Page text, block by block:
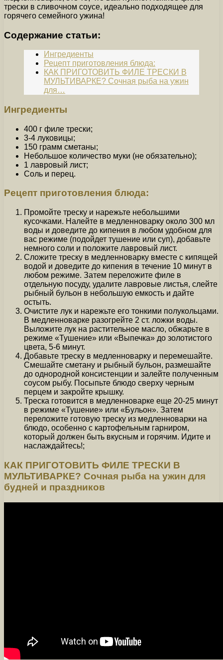
трески в сливочном соусе, идеально подходящее для
горячего семейного ужина!
Содержание статьи:
Ингредиенты
Рецепт приготовления блюда:
КАК ПРИГОТОВИТЬ ФИЛЕ ТРЕСКИ В
МУЛЬТИВАРКЕ? Сочная рыба на ужин
для…
Ингредиенты
400 г филе трески;
3-4 луковицы;
150 грамм сметаны;
Небольшое количество муки (не обязательно);
1 лавровый лист;
Соль и перец.
Рецепт приготовления блюда:
Промойте треску и нарежьте небольшими
кусочками. Налейте в медленноварку около 300 мл
воды и доведите до кипения в любом удобном для
вас режиме (подойдет тушение или суп), добавьте
немного соли и положите лавровый лист.
Сложите треску в медленноварку вместе с кипящей
водой и доведите до кипения в течение 10 минут в
любом режиме. Затем переложите филе в
отдельную посуду, удалите лавровые листья, слейте
рыбный бульон в небольшую емкость и дайте
остыть.
Очистите лук и нарежьте его тонкими полукольцами.
В медленноварке разогрейте 2 ст. ложки воды.
Выложите лук на растительное масло, обжарьте в
режиме «Тушение» или «Выпечка» до золотистого
цвета, 5-6 минут.
Добавьте треску в медленноварку и перемешайте.
Смешайте сметану и рыбный бульон, размешайте
до однородной консистенции и залейте полученным
соусом рыбу. Посыпьте блюдо сверху черным
перцем и закройте крышку.
Треска готовится в медленноварке еще 20-25 минут
в режиме «Тушение» или «Бульон». Затем
переложите готовую треску из медленноварки на
блюдо, особенно с картофельным гарниром,
который должен быть вкусным и горячим. Идите и
наслаждайтесь!;
КАК ПРИГОТОВИТЬ ФИЛЕ ТРЕСКИ В
МУЛЬТИВАРКЕ? Сочная рыба на ужин для
будней и праздников